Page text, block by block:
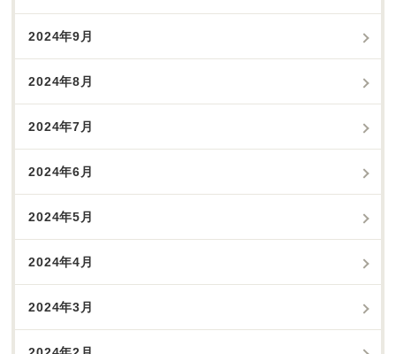
2024年9月
2024年8月
2024年7月
2024年6月
2024年5月
2024年4月
2024年3月